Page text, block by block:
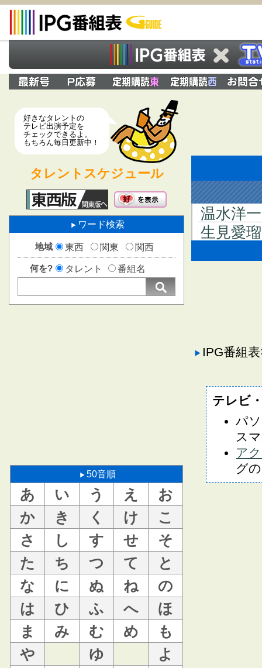
好きなタレントの
テレビ出演予定を
チェックできるよ。
もちろん毎日更新中！
タレントスケジュール
ワード検索
地域 東西 関東 関西
何を? タレント 番組名
50音順
あ い う え
お
か
き く け
こ
さ
し す せ
そ
た
ち つ て
と
な
に ぬ ね
の
は
ひ ふ へ
ほ
ま
み む め
も
や
ゆ
よ
温水洋一
生見愛瑠
IPG番組
テレビ
パ
ス
ア
グ